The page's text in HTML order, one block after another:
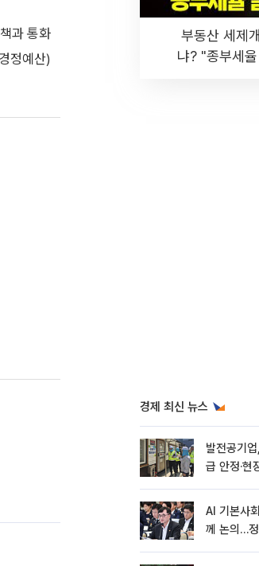
과 통화
정예산)
부동산 세제
냐? "종부세
경제 최신 뉴스
발전공기
급 안정·현
AI 기본사
께 논의…